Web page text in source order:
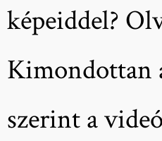
képeiddel?
Kimondottan
szerint a